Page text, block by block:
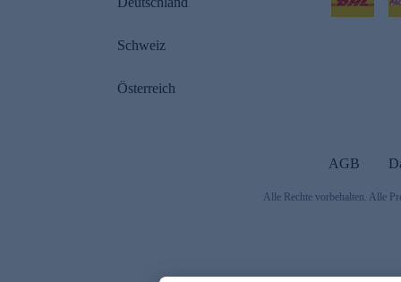
Schweiz
Österreich
AGB
Alle Rechte vorbehalten. Alle